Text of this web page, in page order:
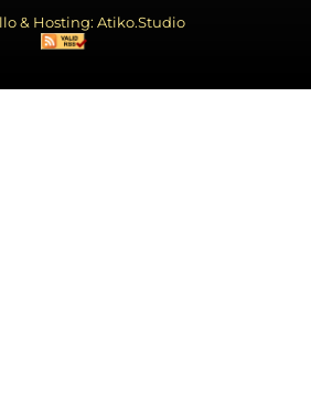
& Hosting: Atiko.Studio